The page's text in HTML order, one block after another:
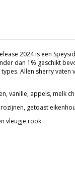
2024 is een
dan 1% geschikt
Allen sherry
vanille, appels, melk
getoast
vleugje rook